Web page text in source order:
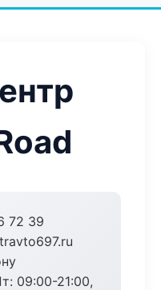
72 39
09:00-21:00,